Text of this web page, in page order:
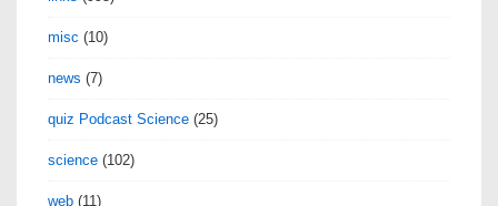
misc (10)
news (7)
quiz Podcast Science (25)
science (102)
web (11)